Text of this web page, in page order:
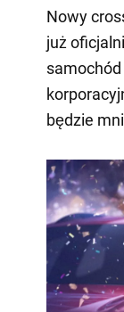
Nowy
już
samochód
będzie